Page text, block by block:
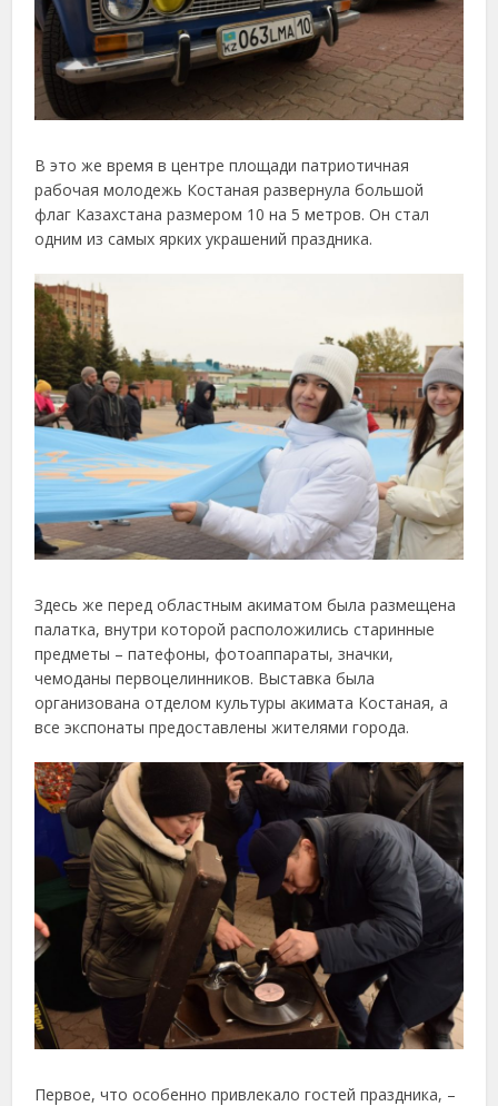
В это же время в центре площади патриотичная
рабочая молодежь Костаная развернула большой
флаг Казахстана размером 10 на 5 метров. Он стал
одним из самых ярких украшений праздника.
Здесь же перед областным акиматом была размещена
палатка, внутри которой расположились старинные
предметы – патефоны, фотоаппараты, значки,
чемоданы первоцелинников. Выставка была
организована отделом культуры акимата Костаная, а
все экспонаты предоставлены жителями города.
Первое, что особенно привлекало гостей праздника, –